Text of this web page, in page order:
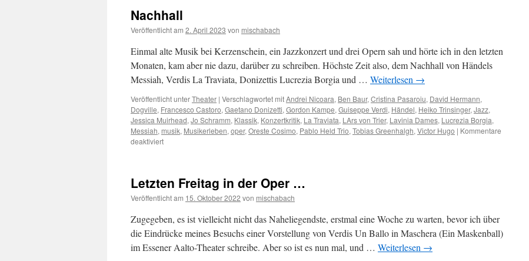
Nachhall
Veröffentlicht am 2. April 2023 von mischabach
Einmal alte Musik bei Kerzenschein, ein Jazzkonzert und drei Opern sah und hörte ich in den letzten
Monaten, kam aber nie dazu, darüber zu schreiben. Höchste Zeit also, dem Nachhall von Händels
Messiah, Verdis La Traviata, Donizettis Lucrezia Borgia und … Weiterlesen →
Veröffentlicht unterTheater | Verschlagwortet mitAndrei Nicoara, Ben Baur, Cristina Pasaroiu, David Hermann,
Dogville, Francesco Castoro, Gaetano Donizetti, Gordon Kampe, Guiseppe Verdi, Händel, Heiko Trinsinger, Jazz,
Jessica Muirhead, Jo Schramm, Klassik, Konzertkritik, La Traviata, LArs von Trier, Lavinia Dames, Lucrezia Borgia,
Messiah, musik, Musikerleben, oper, Oreste Cosimo, Pablo Held Trio, Tobias Greenhalgh, Victor Hugo | Kommentare
deaktiviertfür
Letzten Freitag in der Oper …
Veröffentlicht am 15. Oktober 2022 von mischabach
Zugegeben, es ist vielleicht nicht das Naheliegendste, erstmal eine Woche zu warten, bevor ich über
die Eindrücke meines Besuchs einer Vorstellung von Verdis Un Ballo in Maschera (Ein Maskenball)
im Essener Aalto-Theater schreibe. Aber so ist es nun mal, und … Weiterlesen →